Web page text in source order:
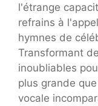
l'étrange
refrains à
hymnes de
Transformant
inoubliables
plus grande
vocale